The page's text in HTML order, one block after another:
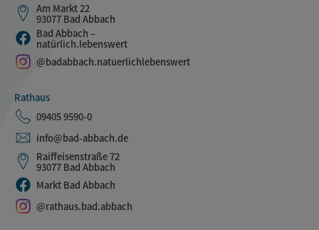
Am Markt 22
93077 Bad Abbach
Bad Abbach –
natürlich.lebenswert
@badabbach.natuerlichlebenswert
Rathaus
09405 9590-0
info@bad-abbach.de
Raiffeisenstraße 72
93077 Bad Abbach
Markt Bad Abbach
@rathaus.bad.abbach